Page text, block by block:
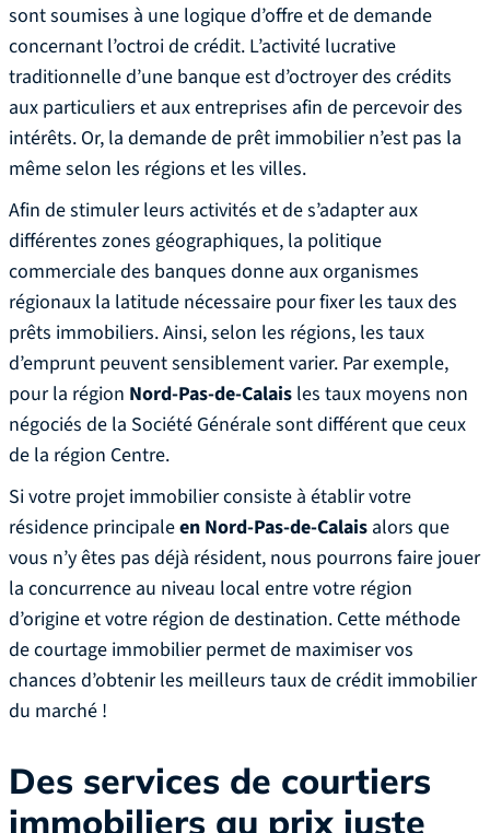
sont soumises à une logique d’offre et de demande
concernant l’octroi de crédit. L’activité lucrative
traditionnelle d’une banque est d’octroyer des crédits
aux particuliers et aux entreprises afin de percevoir des
intérêts. Or, la demande de prêt immobilier n’est pas la
même selon les régions et les villes.
Afin de stimuler leurs activités et de s’adapter aux
différentes zones géographiques, la politique
commerciale des banques donne aux organismes
régionaux la latitude nécessaire pour fixer les taux des
prêts immobiliers. Ainsi, selon les régions, les taux
d’emprunt peuvent sensiblement varier. Par exemple,
pour la région Nord-Pas-de-Calais les taux moyens non
négociés de la Société Générale sont différent que ceux
de la région Centre.
Si votre projet immobilier consiste à établir votre
résidence principaleen Nord-Pas-de-Calais alors que
vous n’y êtes pas déjà résident, nous pourrons faire jouer
la concurrence au niveau local entre votre région
d’origine et votre région de destination. Cette méthode
de courtage immobilier permet de maximiser vos
chances d’obtenir les meilleurs taux de crédit immobilier
du marché !
Des services de courtiers
immobiliers au prix juste